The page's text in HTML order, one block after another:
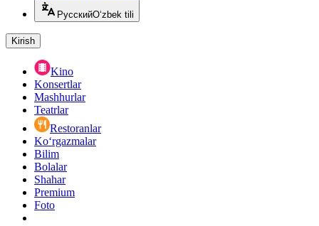
РусскийO‘zbek tili
Kirish
Kino
Konsertlar
Mashhurlar
Teatrlar
Restoranlar
Ko‘rgazmalar
Bilim
Bolalar
Shahar
Premium
Foto